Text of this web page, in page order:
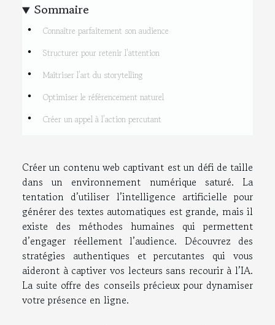
Sommaire
Connaître parfaitement son audience
Structurer pour retenir l’attention
Maîtriser l’art du storytelling
Optimiser le référencement naturel
Créer un appel à l’action percutant
Créer un contenu web captivant est un défi de taille
dans un environnement numérique saturé. La
tentation d’utiliser l’intelligence artificielle pour
générer des textes automatiques est grande, mais il
existe des méthodes humaines qui permettent
d’engager réellement l’audience. Découvrez des
stratégies authentiques et percutantes qui vous
aideront à captiver vos lecteurs sans recourir à l’IA.
La suite offre des conseils précieux pour dynamiser
votre présence en ligne.